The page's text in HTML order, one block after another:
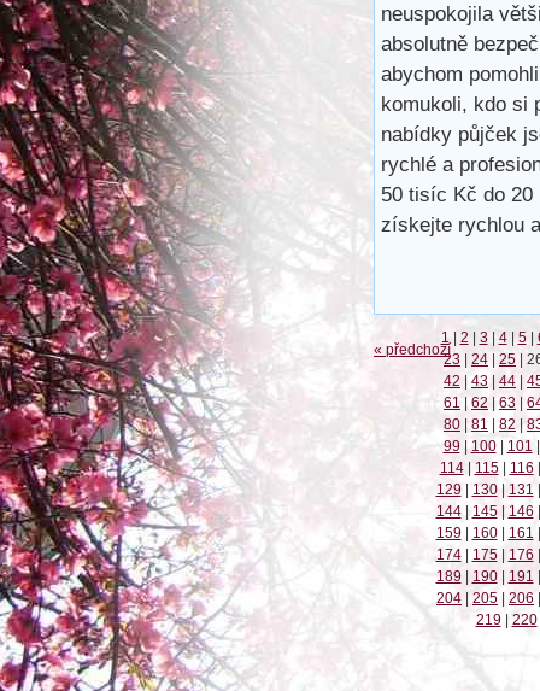
neuspokojila
absolutně
abychom
komukoli, kdo si
nabídky půjček
rychlé a
50 tisíc Kč do 20
získejte rychlou
« předchozí
1 | 2 | 3 | 4 | 5 |
23 | 24 | 25 |
42 | 43 | 44 |
61 | 62 | 63 |
80 | 81 | 82 |
99 | 100 | 101 |
114 | 115 | 116 |
129 | 130 | 131 |
144 | 145 | 146 |
159 | 160 | 161 |
174 | 175 | 176 |
189 | 190 | 191 |
204 | 205 | 206 |
219 | 220